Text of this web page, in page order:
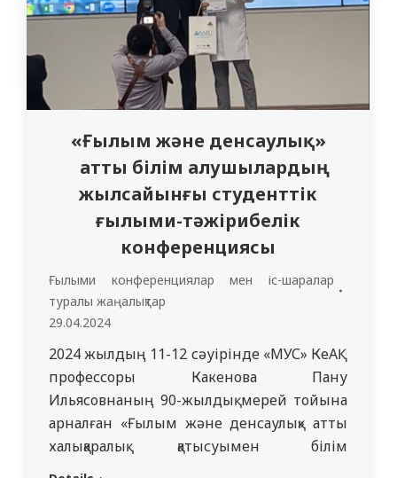
«Ғылым және денсаулық»
атты білім алушылардың
жылсайынғы студенттік
ғылыми-тәжірибелік
конференциясы
Ғылыми конференциялар мен іс-шаралар
туралы жаңалықтар
29.04.2024
2024 жылдың 11-12 сәуірінде «МУС» КеАҚ
профессоры Какенова Пану
Ильясовнаның 90-жылдық мерей тойына
арналған «Ғылым және денсаулық» атты
халықаралық қатысуымен білім
алушылардың жылсайынғы 66-шы